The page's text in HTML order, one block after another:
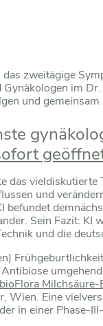
zweitägige
im
und
vieldiskutierte
und
befundet
Sein Fazit:
und die
Milchsäure-
Wien. Eine
in einer Phase-